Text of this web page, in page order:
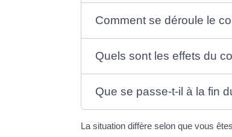
Comment se déroule le
Quels sont les effets du
Que se passe-t-il à la fin
La situation diffère selon que vous